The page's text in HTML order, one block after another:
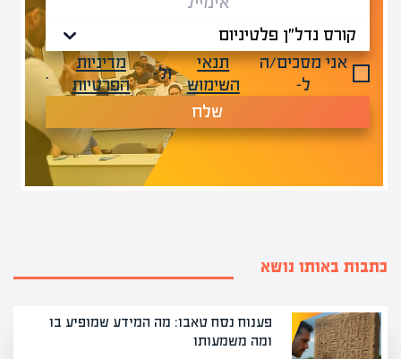
אני מסכים/ה
ל-
תנאי
השימוש
ול-
מדיניות
הפרטיות
.
שלח
כתבות באותו נושא
פענוח נסח טאבו: מה המידע שמופיע בו
ומה משמעותו